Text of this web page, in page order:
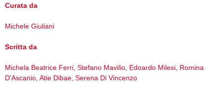
Curata da
Michele Giuliani
Scritta da
Michela Beatrice Ferri, Stefano Mavilio, Edoardo Milesi, Romina
D’Ascanio, Atie Dibae, Serena Di Vincenzo